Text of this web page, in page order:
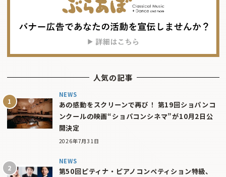
人気の記事
NEWS
あの感動をスクリーンで再び！ 第19回ショパンコ
ンクールの映画“ショパコンシネマ”が10月2日公
開決定
2026年7月31日
NEWS
第50回ピティナ・ピアノコンペティション特級、